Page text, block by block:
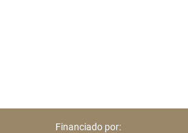
Financiado por: